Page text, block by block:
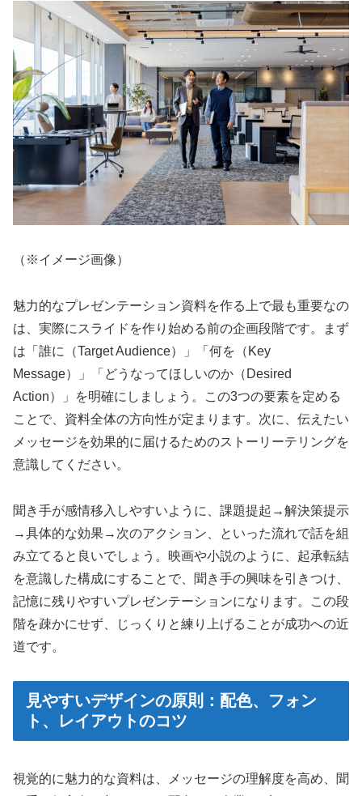
（※イメージ画像）
魅力的なプレゼンテーション資料を作る上で最も重要なの
は、実際にスライドを作り始める前の企画段階です。まず
は「誰に（Target Audience）」「何を（Key
Message）」「どうなってほしいのか（Desired
Action）」を明確にしましょう。この3つの要素を定める
ことで、資料全体の方向性が定まります。次に、伝えたい
メッセージを効果的に届けるためのストーリーテリングを
意識してください。
聞き手が感情移入しやすいように、課題提起→解決策提示
→具体的な効果→次のアクション、といった流れで話を組
み立てると良いでしょう。映画や小説のように、起承転結
を意識した構成にすることで、聞き手の興味を引きつけ、
記憶に残りやすいプレゼンテーションになります。この段
階を疎かにせず、じっくりと練り上げることが成功への近
道です。
見やすいデザインの原則：配色、フォン
ト、レイアウトのコツ
視覚的に魅力的な資料は、メッセージの理解度を高め、聞